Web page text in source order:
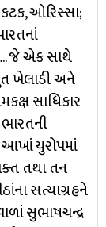
ઓરિસ્સા;
જે એક સાથે
ખેલાડી અને
સાધિકાર
આખાં યુરોપમાં
તથા તન
સત્યાગ્રહને
સુભાષચન્દ્ર